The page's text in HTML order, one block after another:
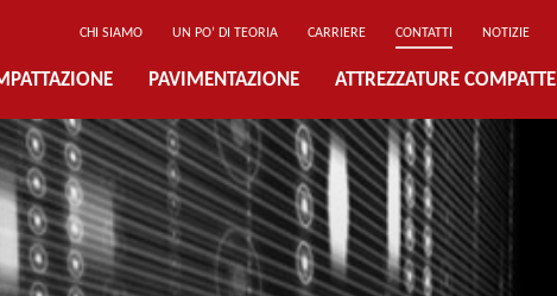
CHI SIAMO UN PO’ DI TEORIA CARRIERE CONTATTI NOTIZIE
PAVIMENTAZIONE ATTREZZATURE COMPATTE